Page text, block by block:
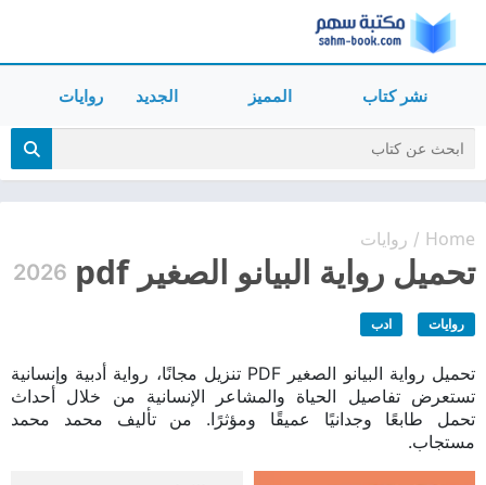
نشر كتاب المميز الجديد روايات
Home
/ روايات
تحميل رواية البيانو الصغير pdf 2026
روايات ادب
تحميل رواية البيانو الصغير PDF تنزيل مجانًا، رواية أدبية وإنسانية
تستعرض تفاصيل الحياة والمشاعر الإنسانية من خلال أحداث
تحمل طابعًا وجدانيًا عميقًا ومؤثرًا. من تأليف محمد محمد
مستجاب.